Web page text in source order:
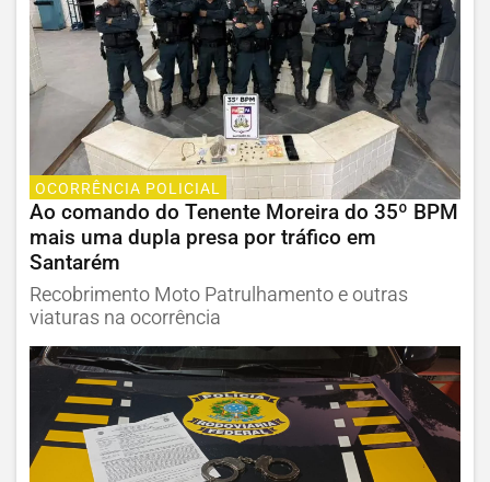
OCORRÊNCIA POLICIAL
Ao comando do Tenente Moreira do 35º BPM
mais uma dupla presa por tráfico em
Santarém
Recobrimento Moto Patrulhamento e outras
viaturas na ocorrência